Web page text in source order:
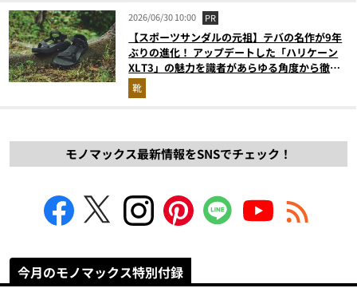
2026/06/30 10:00 PR
【スポーツサンダルの元祖】テバの名作が9年
ぶりの進化！ アップデートした「ハリケーン
XLT3」の魅力を識者があらゆる角度から徹底
解説！
靴
モノマックス最新情報をSNSでチェック！
今月のモノマックス特別付録